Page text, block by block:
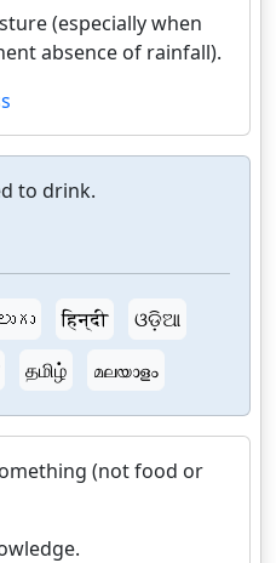
(especially when
absence of rainfall).
to drink.
हिन्दी
ଓଡ଼ିଆ
தமிழ் മലയാളം
(not food or